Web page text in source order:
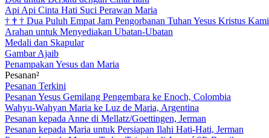
Api Api Cinta Hati Suci Perawan Maria
† † † Dua Puluh Empat Jam Pengorbanan Tuhan Yesus Kristus Kami
Arahan untuk Menyediakan Ubatan-Ubatan
Medali dan Skapular
Gambar Ajaib
Penampakan Yesus dan Maria
Pesanan²
Pesanan Terkini
Pesanan Yesus Gemilang Pengembara ke Enoch, Colombia
Wahyu-Wahyan Maria ke Luz de Maria, Argentina
Pesanan kepada Anne di Mellatz/Goettingen, Jerman
Pesanan kepada Maria untuk Persiapan Ilahi Hati-Hati, Jerman